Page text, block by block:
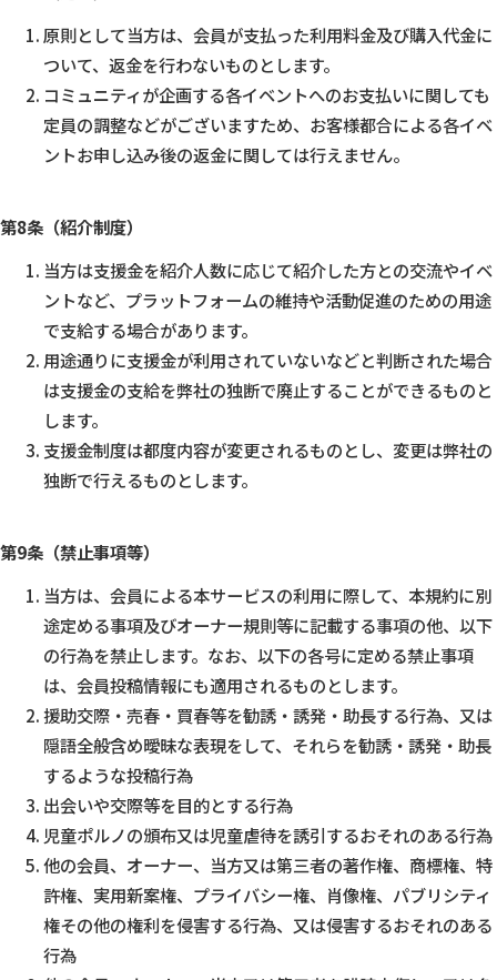
原則として当方は、会員が支払った利用料金及び購入代金に
ついて、返金を行わないものとします。
コミュニティが企画する各イベントへのお支払いに関しても
定員の調整などがございますため、お客様都合による各イベ
ントお申し込み後の返金に関しては行えません。
第8条（紹介制度）
当方は支援金を紹介人数に応じて紹介した方との交流やイベ
ントなど、プラットフォームの維持や活動促進のための用途
で支給する場合があります。
用途通りに支援金が利用されていないなどと判断された場合
は支援金の支給を弊社の独断で廃止することができるものと
します。
支援金制度は都度内容が変更されるものとし、変更は弊社の
独断で行えるものとします。
第9条（禁止事項等）
当方は、会員による本サービスの利用に際して、本規約に別
途定める事項及びオーナー規則等に記載する事項の他、以下
の行為を禁止します。なお、以下の各号に定める禁止事項
は、会員投稿情報にも適用されるものとします。
援助交際・売春・買春等を勧誘・誘発・助長する行為、又は
隠語全般含め曖昧な表現をして、それらを勧誘・誘発・助長
するような投稿行為
出会いや交際等を目的とする行為
児童ポルノの頒布又は児童虐待を誘引するおそれのある行為
他の会員、オーナー、当方又は第三者の著作権、商標権、特
許権、実用新案権、プライバシー権、肖像権、パブリシティ
権その他の権利を侵害する行為、又は侵害するおそれのある
行為